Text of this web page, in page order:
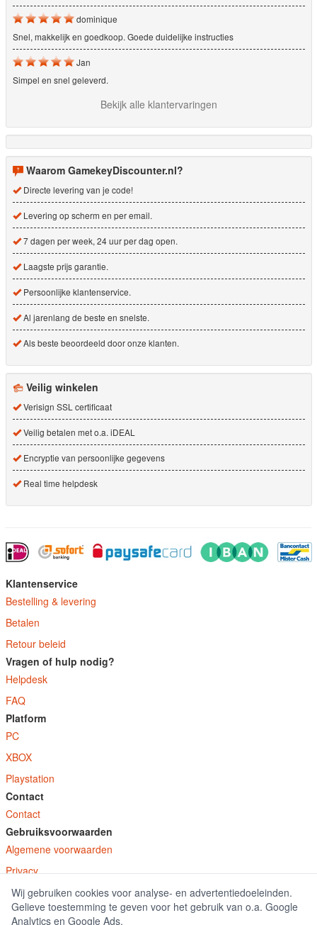
dominique
Snel, makkelijk en goedkoop. Goede duidelijke instructies
Jan
Simpel en snel geleverd.
Bekijk alle klantervaringen
Waarom GamekeyDiscounter.nl?
Directe levering van je code!
Levering op scherm en per email.
7 dagen per week, 24 uur per dag open.
Laagste prijs garantie.
Persoonlijke klantenservice.
Al jarenlang de beste en snelste.
Als beste beoordeeld door onze klanten.
Veilig winkelen
Verisign SSL certificaat
Veilig betalen met o.a. iDEAL
Encryptie van persoonlijke gegevens
Real time helpdesk
Klantenservice
Bestelling & levering
Betalen
Retour beleid
Vragen of hulp nodig?
Helpdesk
FAQ
Platform
PC
XBOX
Playstation
Contact
Contact
Gebruiksvoorwaarden
Algemene voorwaarden
Privacy
© E-Keys B.V. 2026
GamekeyDiscounter.nl is onderdeel van E-Keys B.V. geregistreerd onder kamer
Wij gebruiken cookies voor analyse- en advertentiedoeleinden.
Gelieve toestemming te geven voor het gebruik van o.a. Google
Analytics en Google Ads.